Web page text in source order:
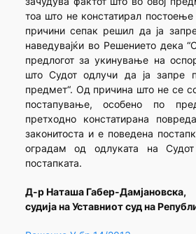
тоа што не констатирал
причини сепак решил да ја
наведувајќи во Решението дека
предлогот за укинување на
што Судот одлучи да ја запре
предмет“. Од причина што не се
постапување, особено по
претходно констатирана
законитоста и е поведена
оградам од одлуката на
постапката.
Д-р Наташа Габер-Дамјановска,
судија на Уставниот суд на